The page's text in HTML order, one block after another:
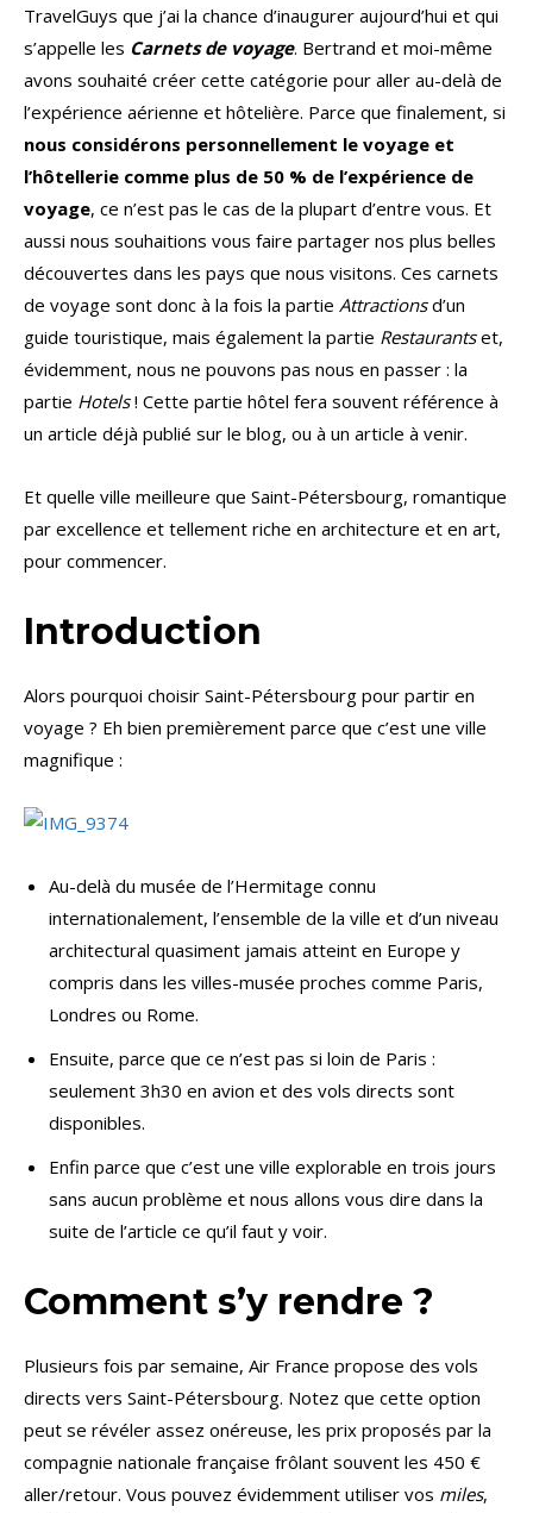
TravelGuys que j’ai la chance d’inaugurer aujourd’hui et qui
s’appelle les Carnets de voyage. Bertrand et moi-même
avons souhaité créer cette catégorie pour aller au-delà de
l’expérience aérienne et hôtelière. Parce que finalement, si
nous considérons personnellement le voyage et
l’hôtellerie comme plus de 50 % de l’expérience de
voyage, ce n’est pas le cas de la plupart d’entre vous. Et
aussi nous souhaitions vous faire partager nos plus belles
découvertes dans les pays que nous visitons. Ces carnets
de voyage sont donc à la fois la partie Attractionsd’un
guide touristique, mais également la partie Restaurantset,
évidemment, nous ne pouvons pas nous en passer : la
partie Hotels! Cette partie hôtel fera souvent référence à
un article déjà publié sur le blog, ou à un article à venir.
Et quelle ville meilleure que Saint-Pétersbourg, romantique
par excellence et tellement riche en architecture et en art,
pour commencer.
Introduction
Alors pourquoi choisir Saint-Pétersbourg pour partir en
voyage ? Eh bien premièrement parce que c’est une ville
magnifique :
Au-delà du musée de l’Hermitage connu
internationalement, l’ensemble de la ville et d’un niveau
architectural quasiment jamais atteint en Europe y
compris dans les villes-musée proches comme Paris,
Londres ou Rome.
Ensuite, parce que ce n’est pas si loin de Paris :
seulement 3h30 en avion et des vols directs sont
disponibles.
Enfin parce que c’est une ville explorable en trois jours
sans aucun problème et nous allons vous dire dans la
suite de l’article ce qu’il faut y voir.
Comment s’y rendre ?
Plusieurs fois par semaine, Air France propose des vols
directs vers Saint-Pétersbourg. Notez que cette option
peut se révéler assez onéreuse, les prix proposés par la
compagnie nationale française frôlant souvent les 450 €
aller/retour. Vous pouvez évidemment utiliser vos miles,